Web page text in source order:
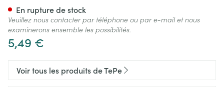
5,49 €
En rupture de stock
Veuillez nous contacter par téléphone ou par e-mail et nous
examinerons ensemble les possibilités.
Voir tous les produits de TePe